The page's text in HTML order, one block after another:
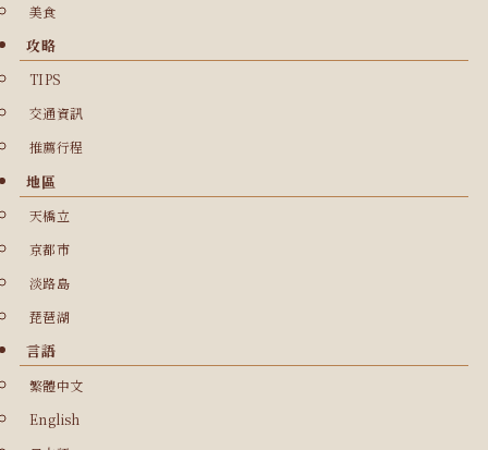
美食
攻略
TIPS
交通資訊
推薦行程
地區
天橋立
京都市
淡路島
琵琶湖
言語
繁體中文
English